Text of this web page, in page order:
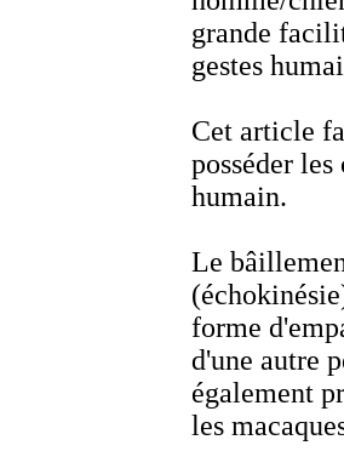
grande
gestes
Cet article
posséder
humain.
Le
forme
d'une autre
également
les